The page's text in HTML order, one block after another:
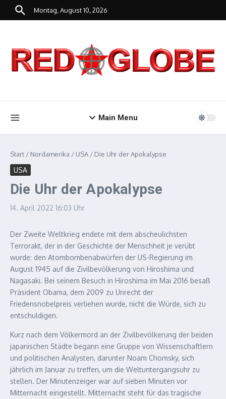
Zum Inhalt springen
Montag, August 10, 2026
Main Menu
Start / Nordamerika / USA / Die Uhr der Apokalypse
USA
Die Uhr der Apokalypse
14. April 2022 16:03 Uhr
Der Zweite Weltkrieg endete mit dem abscheulichsten
Terrorakt, der in der Geschichte der Menschheit je verübt
wurde: den Atombombenabwürfen der US-Regierung im
August 1945 auf die Zivilbevölkerung von Hiroshima und
Nagasaki. Bei seinem Besuch in Hiroshima im Mai 2016 besaß
Präsident Obama, dem 2009 zu Unrecht der
Friedensnobelpreis verliehen wurde, nicht die Würde, sich zu
entschuldigen.
Kurz nach dem Völkermord an der Zivilbevölkerung der beiden
japanischen Städte begann eine Gruppe von Wissenschaftlern
und politischen Analysten, darunter Noam Chomsky, sich
jährlich im Januar zu treffen, um die Weltuntergangsuhr zu
stellen. Der Minutenzeiger war auf sieben Minuten vor
Mitternacht eingestellt. Mitternacht steht für das tragische